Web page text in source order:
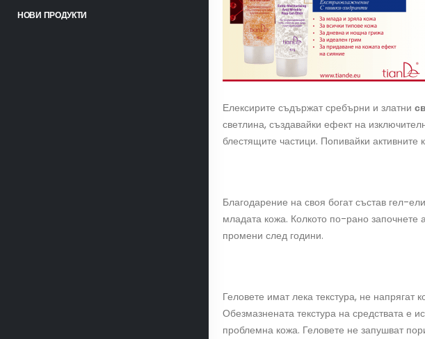
НОВИ ПРОДУКТИ
Елексирите съдържат сребърни и златни
светлина, създавайки ефект на
блестящите частици. Попивайки
Благодарение на своя богат състав гел-
младата кожа. Колкото по-рано започнете
промени след години.
Геловете имат лека текстура, не
Обезмазнената текстура на средствата е
проблемна кожа. Геловете не запушват